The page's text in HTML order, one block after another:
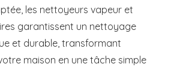
les nettoyeurs vapeur et
garantissent un nettoyage
et durable, transformant
maison en une tâche simple